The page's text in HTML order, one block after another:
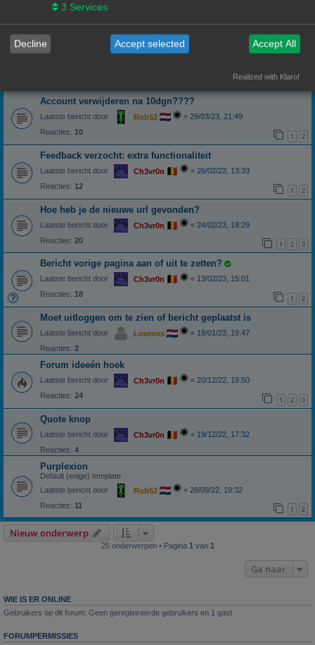
Richtlijnen voor professionele verkoop feedback
Banditoz
Reacties:
bijlage draaien
Account verwijderen na 10dgn????
Laatste bericht door Rob52 « 29/03/23, 21:49
Reacties: 10 1 2
Feedback verzocht: extra functionaliteit
Laatste bericht door Ch3vr0n « 26/02/23, 13:33
Reacties: 12 1 2
Hoe heb je de nieuwe url gevonden?
Laatste bericht door Ch3vr0n « 24/02/23, 18:29
Reacties: 20 1 2 3
Bericht vorige pagina aan of uit te zetten?
Laatste bericht door Ch3vr0n « 13/02/23, 15:01
Reacties: 18 1 2
Moet uitloggen om te zien of bericht geplaatst is
Laatste bericht door Lourens « 18/01/23, 19:47
Reacties: 2
Forum ideeén hoek
Laatste bericht door Ch3vr0n « 20/12/22, 19:50
Reacties: 24 1 2 3
Quote knop
Laatste bericht door Ch3vr0n « 19/12/22, 17:32
Reacties: 4
Purplexion
Default (enige) template
Laatste bericht door
Rob52 « 28/09/22, 19:32
Reacties: 11 1 2
Nieuw onderwerp
25 onderwerpen • Pagina 1 van 1
Ga naar
WIE IS ER ONLINE
Gebruikers op dit forum: Geen geregistreerde gebruikers en 1 gast
FORUMPERMISSIES
3 Services
Decline Accept selected Accept All
Realized with Klaro!